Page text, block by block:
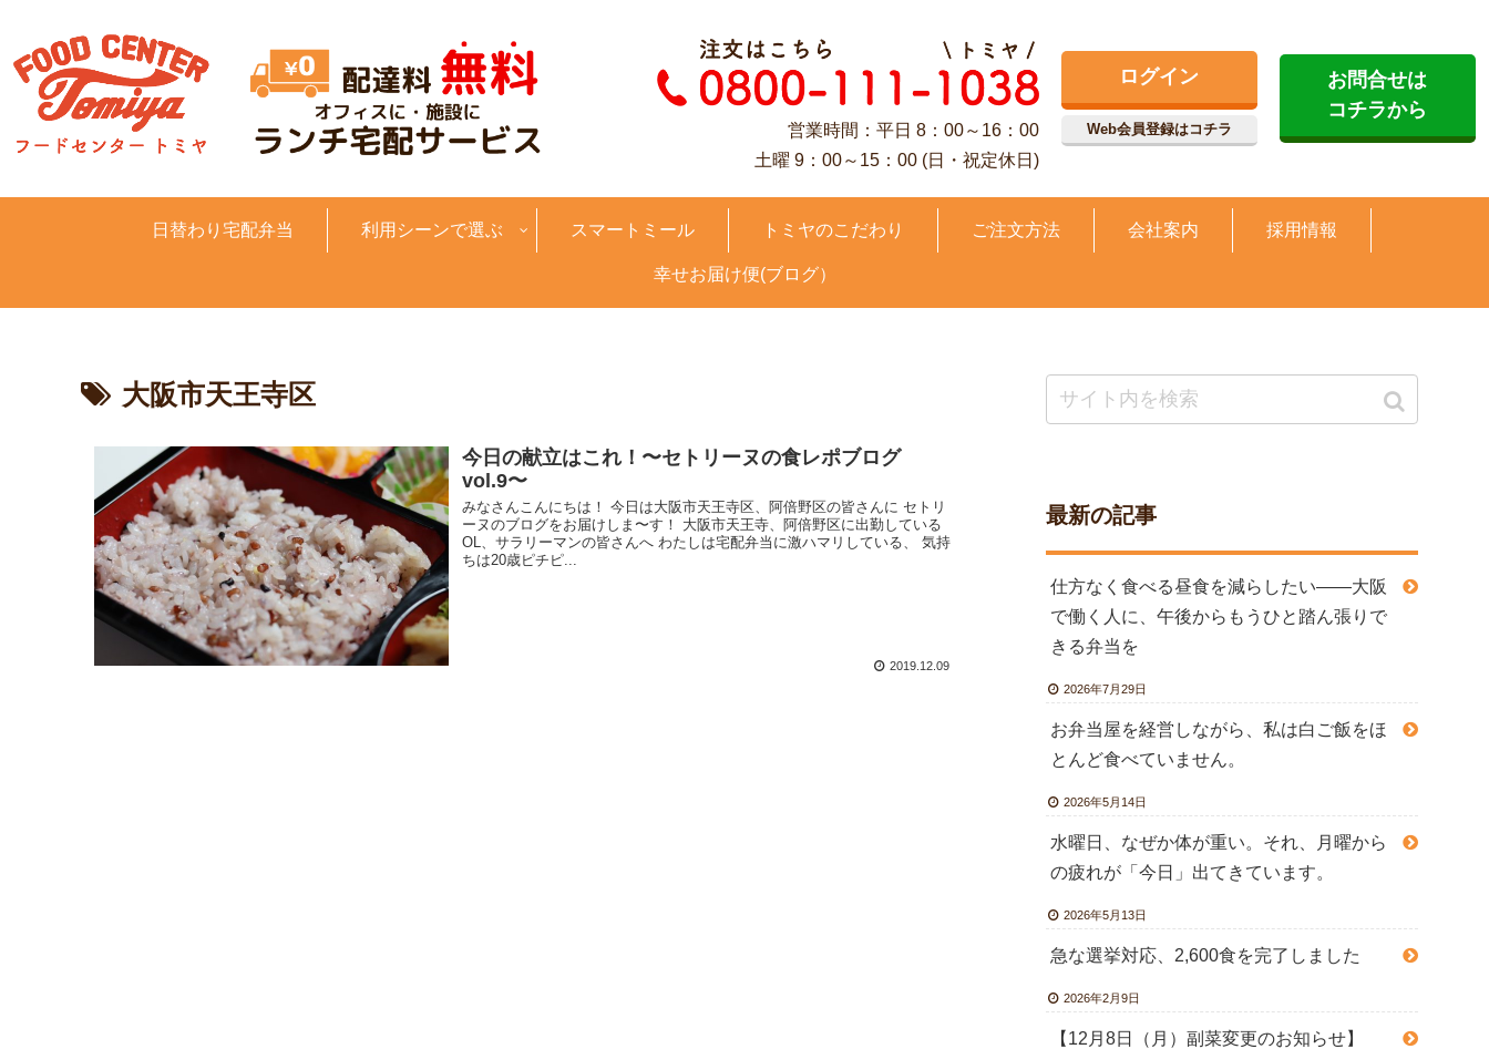
営業時間：平日 8：00～16：00
土曜 9：00～15：00 (日・祝定休日)
ログイン
Web会員登録はコチラ
お問合せは
コチラから
日替わり宅配弁当 利用シーンで選ぶ スマートミール トミヤのこだわり ご注文方法 会社案内 採用情報
幸せお届け便(ブログ）
大阪市天王寺区
今日の献立はこれ！〜セトリーヌの食レポブログ
vol.9〜
みなさんこんにちは！ 今日は大阪市天王寺区、阿倍野区の皆さんに セトリ
ーヌのブログをお届けしま〜す！ 大阪市天王寺、阿倍野区に出勤している
OL、サラリーマンの皆さんへ わたしは宅配弁当に激ハマリしている、 気持
ちは20歳ピチピ...
2019.12.09
最新の記事
仕方なく食べる昼食を減らしたい――大阪
で働く人に、午後からもうひと踏ん張りで
きる弁当を
2026年7月29日
お弁当屋を経営しながら、私は白ご飯をほ
とんど食べていません。
2026年5月14日
水曜日、なぜか体が重い。それ、月曜から
の疲れが「今日」出てきています。
2026年5月13日
急な選挙対応、2,600食を完了しました
2026年2月9日
【12月8日（月）副菜変更のお知らせ】